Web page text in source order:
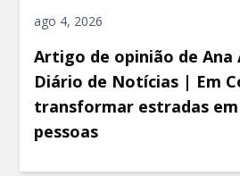
ago 4, 2026
Artigo de opinião de Ana
Diário de Notícias | Em
transformar estradas
pessoas